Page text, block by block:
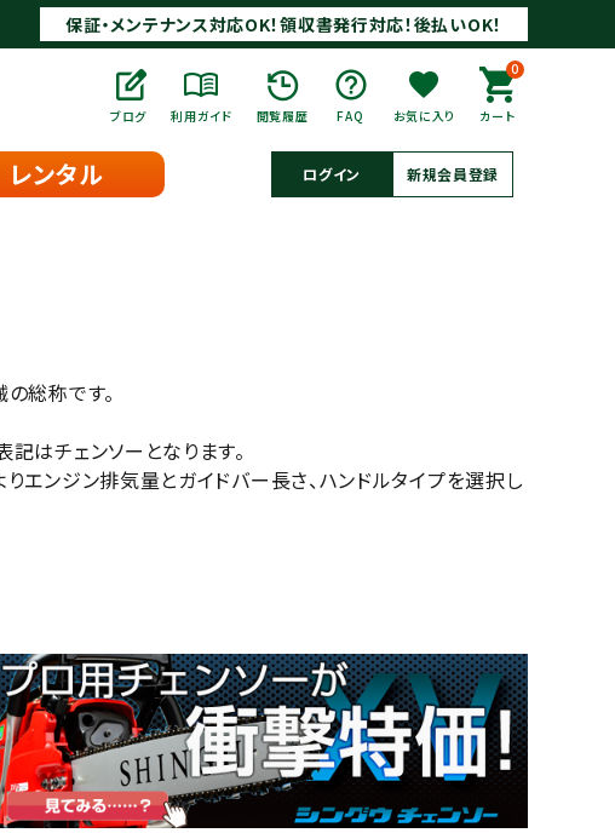
保証・メンテナンス対応OK！領収書発行対応！後払いOK！
ブログ 利用ガイド 閲覧履歴 FAQ お気に入り
0
カート
レンタル ログイン 新規会員登録
総称です。
はチェンソーとなります。
ンジン排気量とガイドバー長さ、ハンドルタイプを選択し